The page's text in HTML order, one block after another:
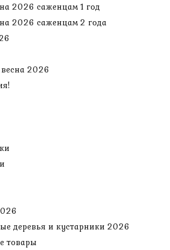
2026 саженцам 1 год
2026 саженцам 2 года
2026
деревья и кустарники 2026
товары